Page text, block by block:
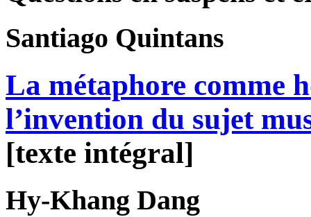
Santiago Quintans
La métaphore comme
l’invention du sujet
[texte intégral]
Hy-Khang Dang